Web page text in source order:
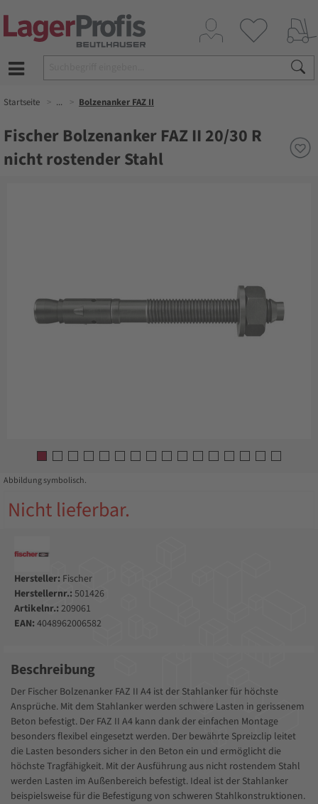
Startseite ... Bolzenanker FAZ II
Fischer Bolzenanker FAZ II 20/30 R
nicht rostender Stahl
Abbildung symbolisch.
Nicht lieferbar.
Hersteller: Fischer
Herstellernr.: 501426
Artikelnr.: 209061
EAN: 4048962006582
Beschreibung
Der Fischer Bolzenanker FAZ II A4 ist der Stahlanker für höchste
Ansprüche. Mit dem Stahlanker werden schwere Lasten in gerissenem
Beton befestigt. Der FAZ II A4 kann dank der einfachen Montage
besonders flexibel eingesetzt werden. Der bewährte Spreizclip leitet
die Lasten besonders sicher in den Beton ein und ermöglicht die
höchste Tragfähigkeit. Mit der Ausführung aus nicht rostendem Stahl
werden Lasten im Außenbereich befestigt. Ideal ist der Stahlanker
beispielsweise für die Befestigung von schweren Stahlkonstruktionen.